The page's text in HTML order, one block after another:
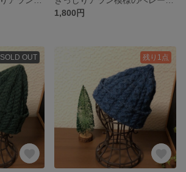
1,800円
SOLD OUT 残り1点